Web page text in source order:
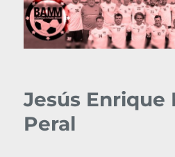
Jesús Enrique
Peral